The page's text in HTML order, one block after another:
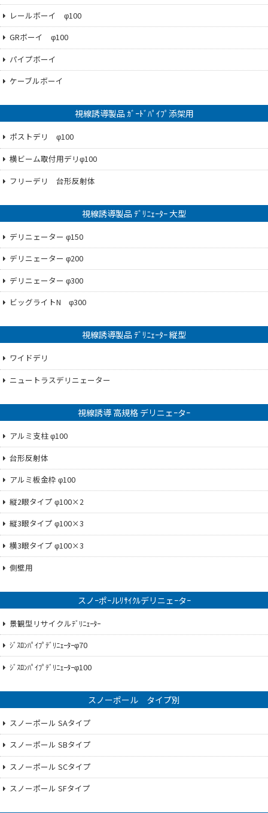
レールボーイ φ100
GRボーイ φ100
パイプボーイ
ケーブルボーイ
視線誘導製品 ｶﾞｰﾄﾞﾊﾟｲﾌﾟ添架用
ポストデリ φ100
横ビーム取付用デリφ100
フリーデリ 台形反射体
視線誘導製品 ﾃﾞﾘﾆｪｰﾀｰ 大型
デリニェーター φ150
デリニェーター φ200
デリニェーター φ300
ビッグライトN φ300
視線誘導製品 ﾃﾞﾘﾆｪｰﾀｰ 縦型
ワイドデリ
ニュートラスデリニェーター
視線誘導 高規格 デリニェｰタｰ
アルミ支柱 φ100
台形反射体
アルミ板金枠 φ100
縦2眼タイプ φ100×2
縦3眼タイプ φ100×3
横3眼タイプ φ100×3
側壁用
スノｰポｰルﾘｻｲｸﾙデリニェｰタｰ
景観型リサイクルﾃﾞﾘﾆｪｰﾀｰ
ｼﾞｽﾛﾝﾊﾟｲﾌﾟﾃﾞﾘﾆｪｰﾀｰφ70
ｼﾞｽﾛﾝﾊﾟｲﾌﾟﾃﾞﾘﾆｪｰﾀｰφ100
スノーポール タイプ別
スノーポール SAタイプ
スノーポール SBタイプ
スノーポール SCタイプ
スノーポール SFタイプ